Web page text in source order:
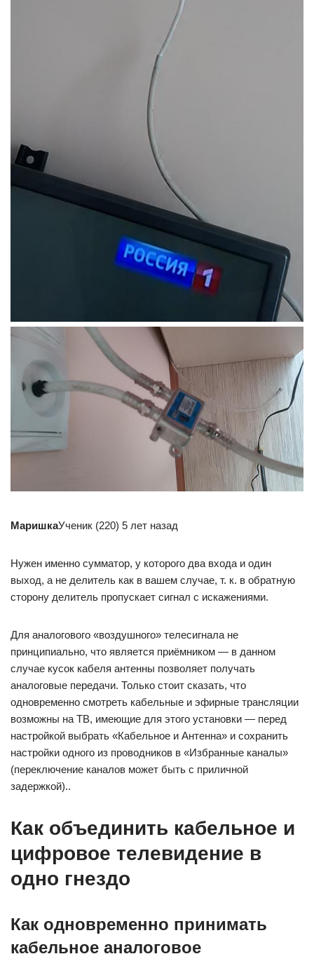
МаришкаУченик (220) 5 лет назад
Нужен именно сумматор, у которого два входа и один
выход, а не делитель как в вашем случае, т. к. в обратную
сторону делитель пропускает сигнал с искажениями.
Для аналогового «воздушного» телесигнала не
принципиально, что является приёмником — в данном
случае кусок кабеля антенны позволяет получать
аналоговые передачи. Только стоит сказать, что
одновременно смотреть кабельные и эфирные трансляции
возможны на ТВ, имеющие для этого установки — перед
настройкой выбрать «Кабельное и Антенна» и сохранить
настройки одного из проводников в «Избранные каналы»
(переключение каналов может быть с приличной
задержкой)..
Как объединить кабельное и
цифровое телевидение в
одно гнездо
Как одновременно принимать
кабельное аналоговое